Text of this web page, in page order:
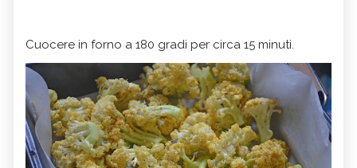
Cuocere in forno a 180 gradi per circa 15 minuti.